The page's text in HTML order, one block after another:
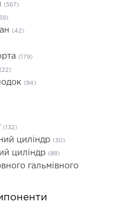
(567)
(42)
(179)
(22)
(94)
(132)
циліндр (30)
циліндр (88)
гальмівного